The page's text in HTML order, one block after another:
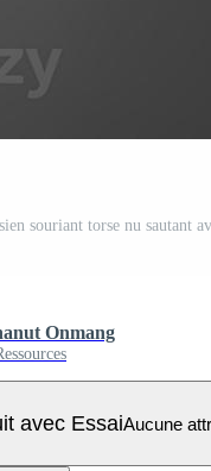
Onmang
avec EssaiAucune